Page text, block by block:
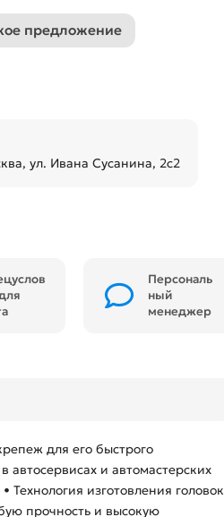
предложение
ул. Ивана Сусанина, 2с2
Персональ
ный
менеджер
для его быстрого
и автомастерских
изготовления головок
прочность и высокую